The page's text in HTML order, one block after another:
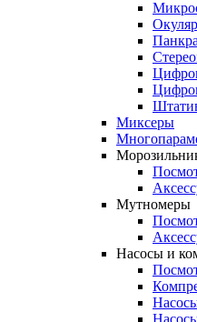
Миксеры
Мутномеры
Насосы и